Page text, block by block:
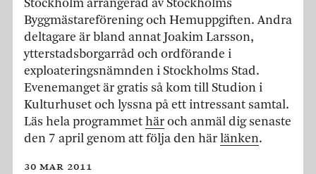
Stockholm arrangerad av Stockholms
Byggmästareförening och Hemuppgiften. Andra
deltagare är bland annat Joakim Larsson,
ytterstadsborgarråd och ordförande i
exploateringsnämnden i Stockholms Stad.
Evenemanget är gratis så kom till Studion i
Kulturhuset och lyssna på ett intressant samtal.
Läs hela programmet här och anmäl dig senaste
den 7 april genom att följa den här länken.
30 mar 2011